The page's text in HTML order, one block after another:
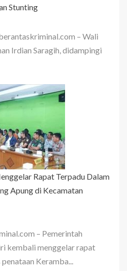
Stunting
– Wali
Irdian Saragih, didampingi
Rapat Terpadu Dalam
Apung di Kecamatan
– Pemerintah
kembali menggelar rapat
Keramba...